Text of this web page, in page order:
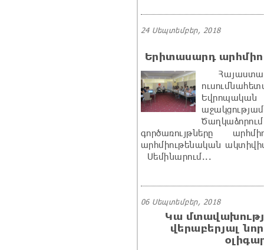
24 Սեպտեմբեր, 2018
Երիտասարդ
գործառույթները
արհմիութենական
Սեմինարում...
06 Սեպտեմբեր, 2018
Կա
վերաբերյալ